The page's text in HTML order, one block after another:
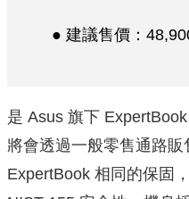
● 建議售價：
是 Asus 旗下
將會透過一般零售通路販
ExpertBook 相同的保固